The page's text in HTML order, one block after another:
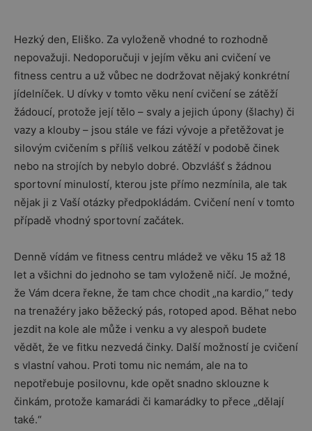
Hezký den, Eliško. Za vyloženě vhodné to rozhodně
nepovažuji. Nedoporučuji v jejím věku ani cvičení ve
fitness centru a už vůbec ne dodržovat nějaký konkrétní
jídelníček. U dívky v tomto věku není cvičení se zátěží
žádoucí, protože její tělo – svaly a jejich úpony (šlachy) či
vazy a klouby – jsou stále ve fázi vývoje a přetěžovat je
silovým cvičením s příliš velkou zátěží v podobě činek
nebo na strojích by nebylo dobré. Obzvlášť s žádnou
sportovní minulostí, kterou jste přímo nezmínila, ale tak
nějak ji z Vaší otázky předpokládám. Cvičení není v tomto
případě vhodný sportovní začátek.
Denně vídám ve fitness centru mládež ve věku 15 až 18
let a všichni do jednoho se tam vyloženě ničí. Je možné,
že Vám dcera řekne, že tam chce chodit „na kardio,“ tedy
na trenažéry jako běžecký pás, rotoped apod. Běhat nebo
jezdit na kole ale může i venku a vy alespoň budete
vědět, že ve fitku nezvedá činky. Další možností je cvičení
s vlastní vahou. Proti tomu nic nemám, ale na to
nepotřebuje posilovnu, kde opět snadno sklouzne k
činkám, protože kamarádi či kamarádky to přece „dělají
také.“